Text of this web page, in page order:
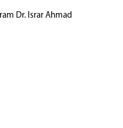
Dr. Israr Ahmad